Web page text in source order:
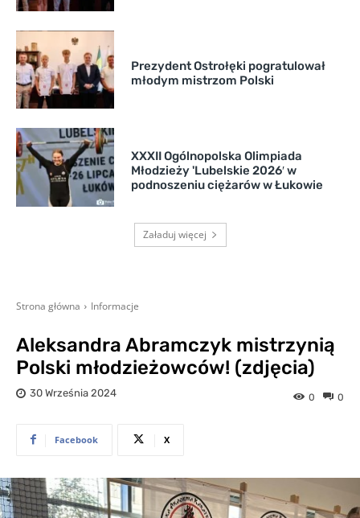
Prezydent Ostrołęki pogratulował
młodym mistrzom Polski
XXXII Ogólnopolska Olimpiada
Młodzieży 'Lubelskie 2026′ w
podnoszeniu ciężarów w Łukowie
Załaduj więcej